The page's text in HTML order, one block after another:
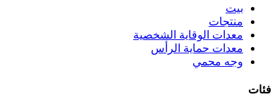
بيت
منتجات
معدات الوقاية الشخصية
معدات حماية الرأس
وجه محمي
فئات